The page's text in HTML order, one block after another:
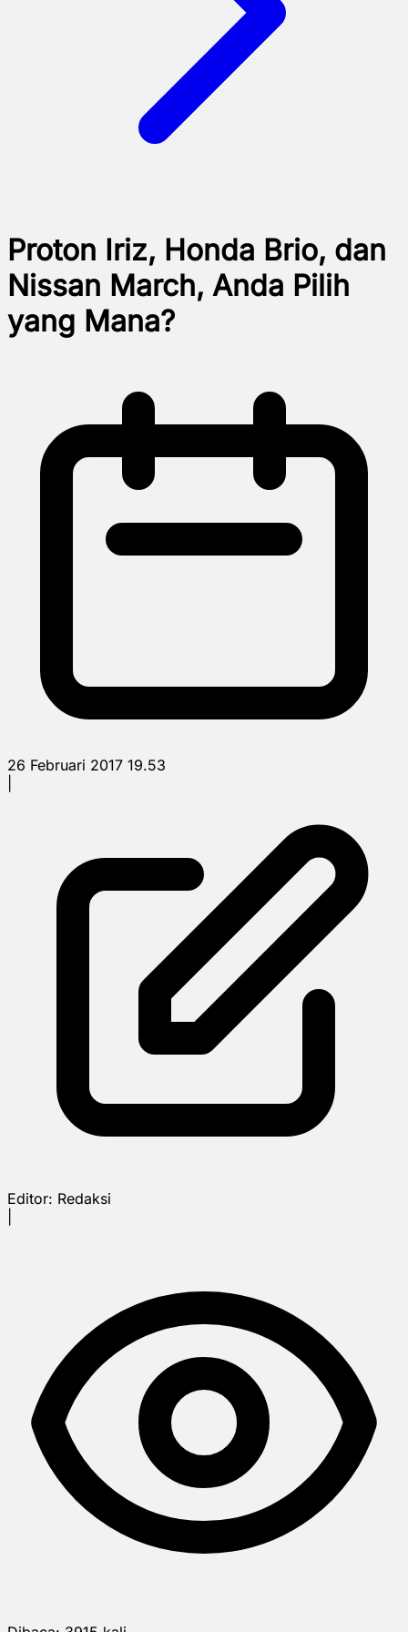
Proton Iriz, Honda Brio, dan
Nissan March, Anda Pilih
yang Mana?
26 Februari 2017 19.53
Editor: Redaksi